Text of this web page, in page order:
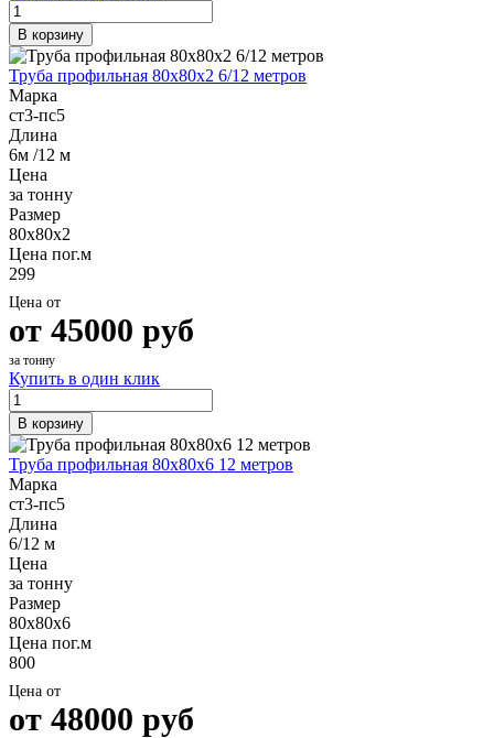
В корзину
Труба профильная 80х80х2 6/12 метров
Марка
ст3-пс5
Длина
6м /12 м
Цена
за тонну
Размер
80х80х2
Цена пог.м
299
Цена от
от 45000 руб
за тонну
Купить в один клик
В корзину
Труба профильная 80х80х6 12 метров
Марка
ст3-пс5
Длина
6/12 м
Цена
за тонну
Размер
80х80х6
Цена пог.м
800
Цена от
от 48000 руб